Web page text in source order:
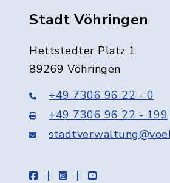
Stadt Vöhringen
Hettstedter Platz 1
89269 Vöhringen
+49 7306 96 22 - 0
+49 7306 96 22 - 199
facebookinstagramyoutube